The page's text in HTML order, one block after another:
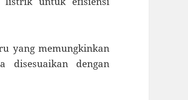
yang memungkinkan
disesuaikan dengan